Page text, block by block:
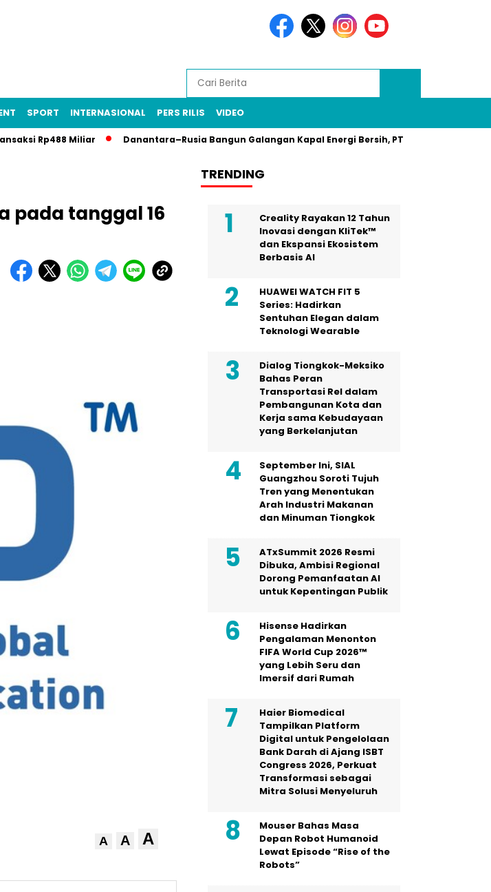
SPORT INTERNASIONAL PERS RILIS VIDEO
Rp488 Miliar Danantara–Rusia Bangun Galangan Kapal Energi Bersih, PT PAL Jadi Pilar
pada tanggal 16
A A A
TRENDING
Creality Rayakan 12 Tahun
Inovasi dengan KliTek™
dan Ekspansi Ekosistem
Berbasis AI
HUAWEI WATCH FIT 5
Series: Hadirkan
Sentuhan Elegan dalam
Teknologi Wearable
Dialog Tiongkok-Meksiko
Bahas Peran
Transportasi Rel dalam
Pembangunan Kota dan
Kerja sama Kebudayaan
yang Berkelanjutan
September Ini, SIAL
Guangzhou Soroti Tujuh
Tren yang Menentukan
Arah Industri Makanan
dan Minuman Tiongkok
ATxSummit 2026 Resmi
Dibuka, Ambisi Regional
Dorong Pemanfaatan AI
untuk Kepentingan Publik
Hisense Hadirkan
Pengalaman Menonton
FIFA World Cup 2026™
yang Lebih Seru dan
Imersif dari Rumah
Haier Biomedical
Tampilkan Platform
Digital untuk Pengelolaan
Bank Darah di Ajang ISBT
Congress 2026, Perkuat
Transformasi sebagai
Mitra Solusi Menyeluruh
Mouser Bahas Masa
Depan Robot Humanoid
Lewat Episode “Rise of the
Robots”